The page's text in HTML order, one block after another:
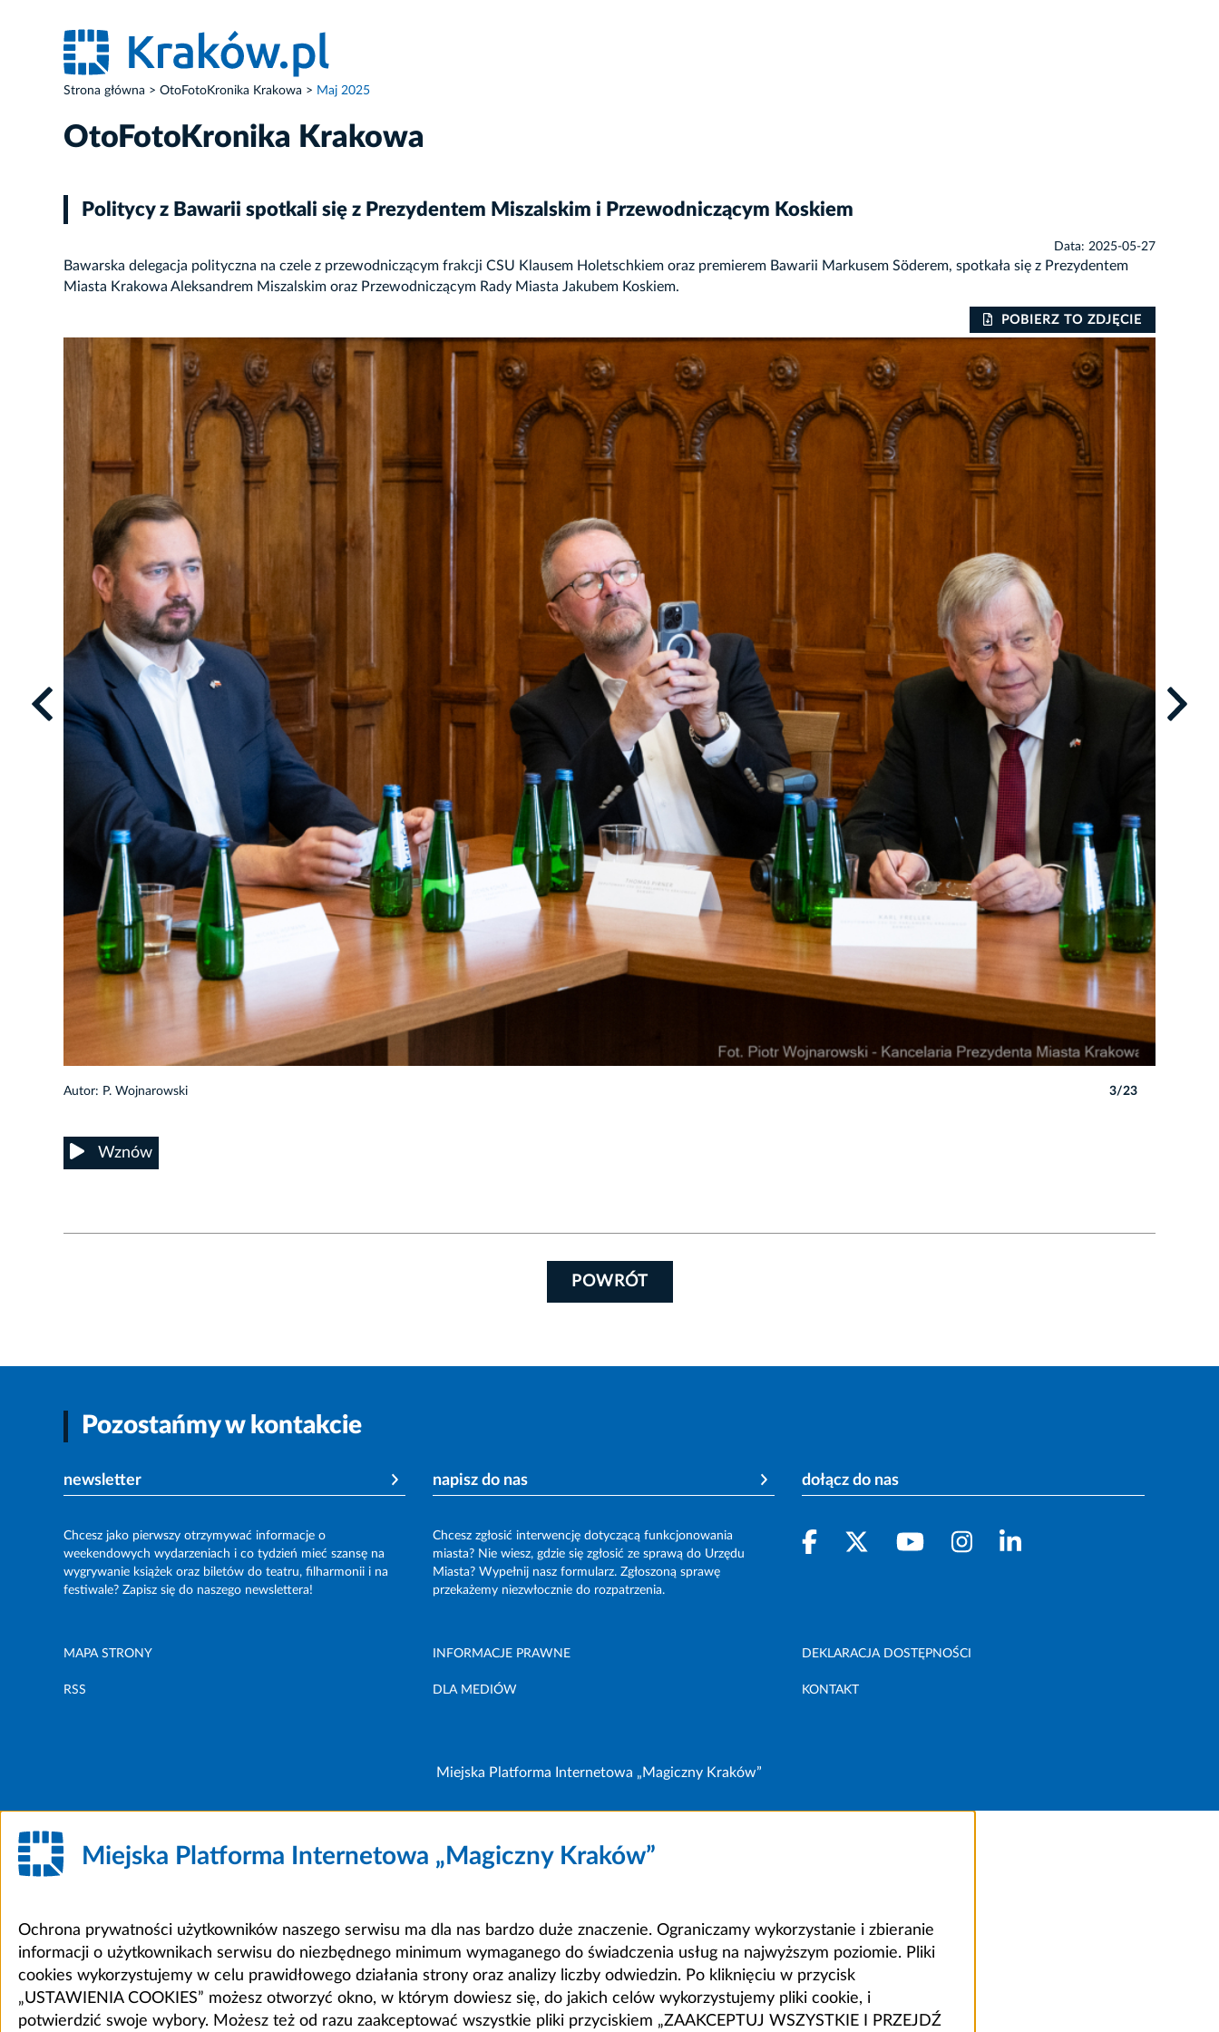
Strona główna OtoFotoKronika Krakowa Maj 2025
OtoFotoKronika Krakowa
Politycy z Bawarii spotkali się z Prezydentem Miszalskim i Przewodniczącym Koskiem
Data: 2025-05-27
Bawarska delegacja polityczna na czele z przewodniczącym frakcji CSU Klausem Holetschkiem oraz premierem Bawarii Markusem Söderem, spotkała się z Prezydentem
Miasta Krakowa Aleksandrem Miszalskim oraz Przewodniczącym Rady Miasta Jakubem Koskiem.
POBIERZ TO ZDJĘCIE
Autor: P. Wojnarowski 3/23
Wznów
POWRÓT
Pozostańmy w kontakcie
newsletter
Chcesz jako pierwszy otrzymywać informacje o
weekendowych wydarzeniach i co tydzień mieć szansę na
wygrywanie książek oraz biletów do teatru, filharmonii i na
festiwale? Zapisz się do naszego newslettera!
napisz do nas
Chcesz zgłosić interwencję dotyczącą funkcjonowania
miasta? Nie wiesz, gdzie się zgłosić ze sprawą do Urzędu
Miasta? Wypełnij nasz formularz. Zgłoszoną sprawę
przekażemy niezwłocznie do rozpatrzenia.
dołącz do nas
MAPA STRONY INFORMACJE PRAWNE DEKLARACJA DOSTĘPNOŚCI
RSS DLA MEDIÓW KONTAKT
Miejska Platforma Internetowa „Magiczny Kraków”
Miejska Platforma Internetowa „Magiczny Kraków”
Ochrona prywatności użytkowników naszego serwisu ma dla nas bardzo duże znaczenie. Ograniczamy wykorzystanie i zbieranie
informacji o użytkownikach serwisu do niezbędnego minimum wymaganego do świadczenia usług na najwyższym poziomie. Pliki
cookies wykorzystujemy w celu prawidłowego działania strony oraz analizy liczby odwiedzin. Po kliknięciu w przycisk
„USTAWIENIA COOKIES” możesz otworzyć okno, w którym dowiesz się, do jakich celów wykorzystujemy pliki cookie, i
potwierdzić swoje wybory. Możesz też od razu zaakceptować wszystkie pliki przyciskiem „ZAAKCEPTUJ WSZYSTKIE I PRZEJDŹ